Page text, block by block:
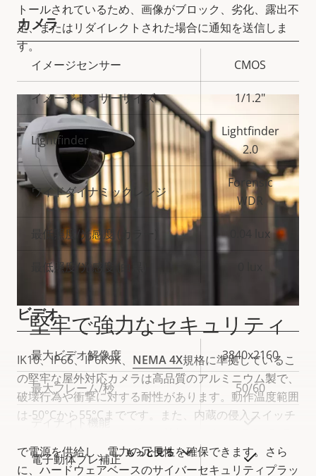
トールされているため、画像がブロック、劣化、露出不
足、またはリダイレクトされた場合に通知を送信しま
す。
堅牢で強力なセキュリティ
IK10、IP66、IP6K9K、 NEMA 4X規格に準拠しているこ
の堅牢な屋外対応カメラは高品質のアルミニウム製で、
破壊行為や衝撃に対する耐性があります。動作温度範囲
は-50°Cから55°Cまでです。また、内蔵の侵入スイッチ
で電源を供給し、電力の冗長性を確保できます。さら
に、ハードウェアベースのサイバーセキュリティプラッ
もっと見る
カメラ
プ
ロ
パ
テ
ィ
の
説
明
プ
ロ
パ
テ
ィ
値
イメージセンサー CMOS
イメージセンサーサイズ 1/1.2"
Lightfinder
Lightfinder
2.0
ワイドダイナミックレンジ
Forensic
WDR
最低照度/光感度 (カラー) 0.04 lux
最低照度/光感度 (白黒)
ビデオ
プ
ロ
パ
テ
の
説
プ
ロ
パ
ィ
値
最大ビデオ解像度 3840x2160
最大フレーム/秒 50/60
デイナイト機能 ○
電子動体ブレ補正